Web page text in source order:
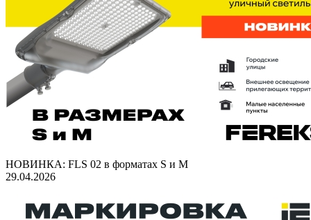
НОВИНКА: FLS 02 в форматах S и M
29.04.2026